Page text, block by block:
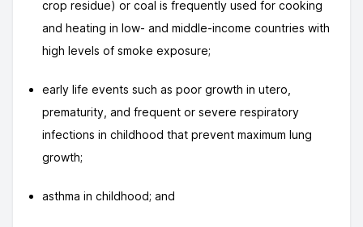
crop residue) or coal is frequently used for cooking
and heating in low- and middle-income countries with
high levels of smoke exposure;
early life events such as poor growth in utero,
prematurity, and frequent or severe respiratory
infections in childhood that prevent maximum lung
growth;
asthma in childhood; and